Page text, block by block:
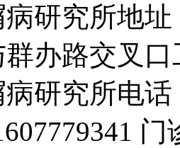
研究所地
群办路交叉
研究所电话